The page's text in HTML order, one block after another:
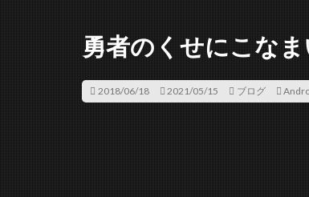
勇者のくせにこな
2018/06/18 2021/05/15 ブログ